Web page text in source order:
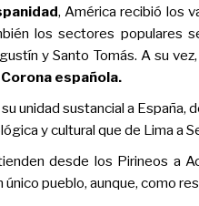
, América recibió los
los sectores populares
y Santo Tomás. A su
Corona española.
unidad sustancial a España,
y cultural que de Lima a
desde los Pirineos a
único pueblo, aunque, como